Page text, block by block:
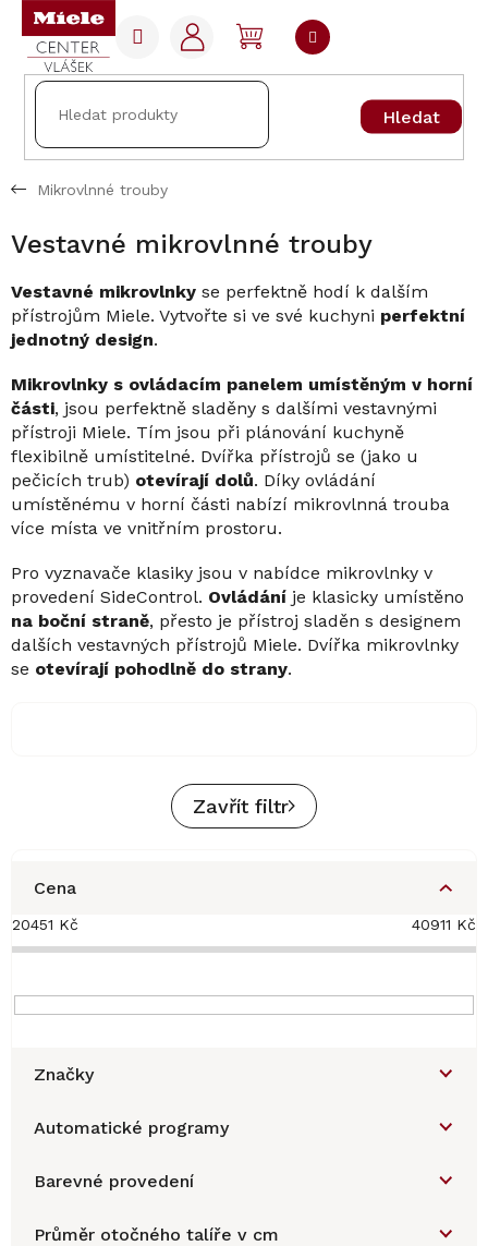
Přejít
obsah
Hledat
NÁKUPNÍ
KOŠÍK
Mikrovlnné trouby
Vestavné mikrovlnné trouby
Vestavné mikrovlnky se perfektně hodí k dalším
přístrojům Miele. Vytvořte si ve své kuchyni perfektní
jednotný design.
Mikrovlnky s ovládacím panelem umístěným v horní
části, jsou perfektně sladěny s dalšími vestavnými
přístroji Miele. Tím jsou při plánování kuchyně
flexibilně umístitelné. Dvířka přístrojů se (jako u
pečicích trub) otevírají dolů. Díky ovládání
umístěnému v horní části nabízí mikrovlnná trouba
více místa ve vnitřním prostoru.
Pro vyznavače klasiky jsou v nabídce mikrovlnky v
provedení SideControl. Ovládání je klasicky umístěno
na boční straně, přesto je přístroj sladěn s designem
dalších vestavných přístrojů Miele. Dvířka mikrovlnky
se otevírají pohodlně do strany.
Zavřít filtr
Cena
20451 Kč 40911 Kč
Značky
Automatické programy
Barevné provedení
Průměr otočného talíře v cm